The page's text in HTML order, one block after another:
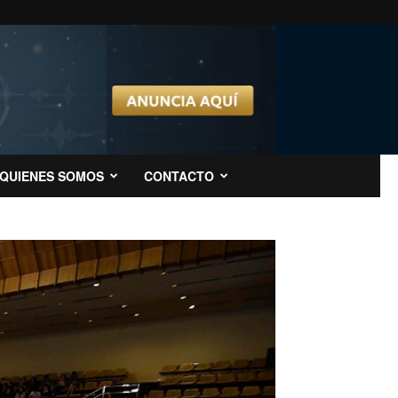
QUIENES SOMOS CONTACTO